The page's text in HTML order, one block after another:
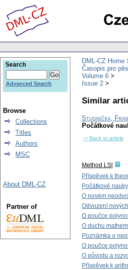
DML-CZ Home
Časopis pro
Volume 6
Issue 2
Similar
Studnička,
Počátkové
-> Back to article
Method LSI
Příspěvek k
Počátkové
O novém
Odvození
O poučce
O duchu
Poznámka o
O poučce
O původu a
Příspěvek k
Search
Advanced Search
Browse
Collections
Titles
Authors
MSC
About DML-CZ
Partner of